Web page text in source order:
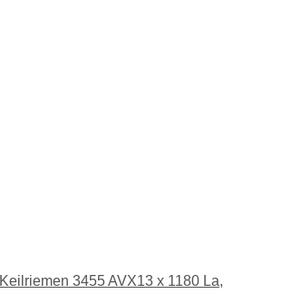
3455 AVX13 x 1180 La,